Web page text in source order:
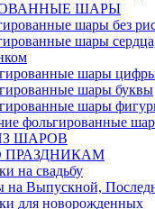
ШАРЫ
шары без
шары
шары
шары буквы
шары
фольгированные
ШАРОВ
на свадьбу
Выпускной,
для новорожденных